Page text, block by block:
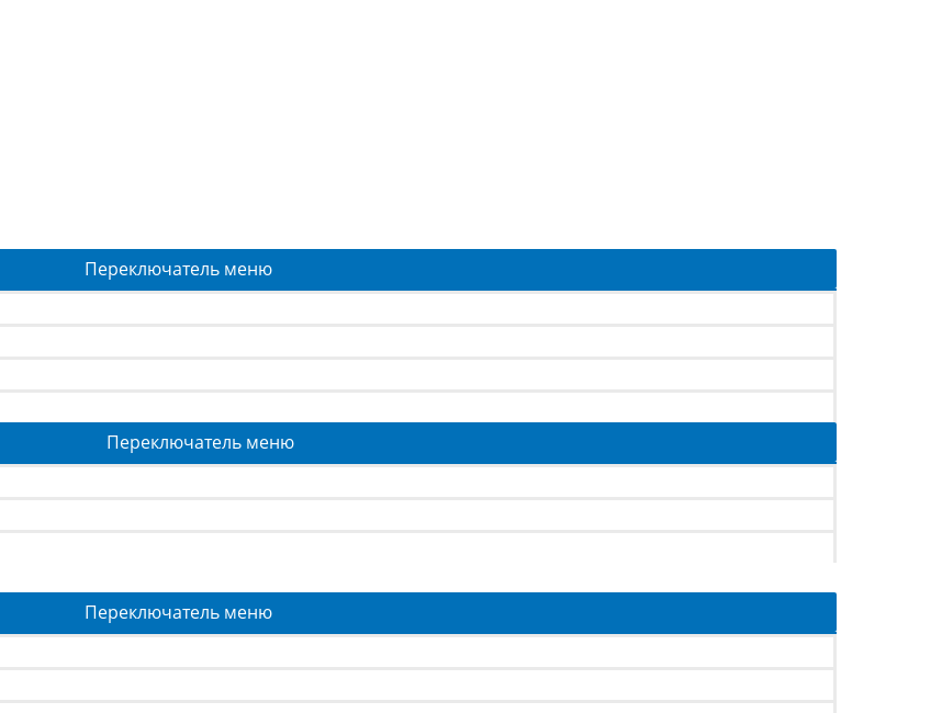
Переключатель меню
Переключатель меню
Переключатель меню